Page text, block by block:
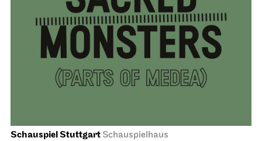
Schauspiel Stuttgart Schauspielhaus